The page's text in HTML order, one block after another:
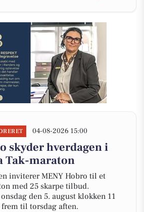
04-08-2026 15:00
skyder hverdagen i
Tak-maraton
inviterer MENY Hobro til et
med 25 skarpe tilbud.
den 5. august klokken 11
til torsdag aften.